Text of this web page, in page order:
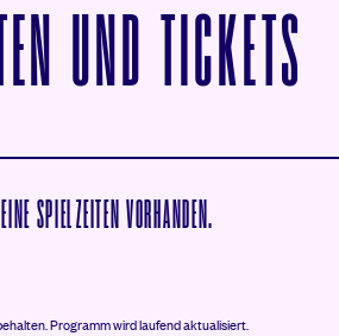
UND TICKETS
SPIELZEITEN VORHANDEN.
Programm wird laufend aktualisiert.